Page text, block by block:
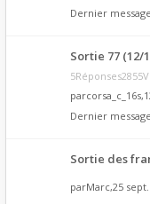
Dernier
Sortie 77 (12/
parcorsa_c_16s
Dernier
Sortie des
parMarc,25 sept.